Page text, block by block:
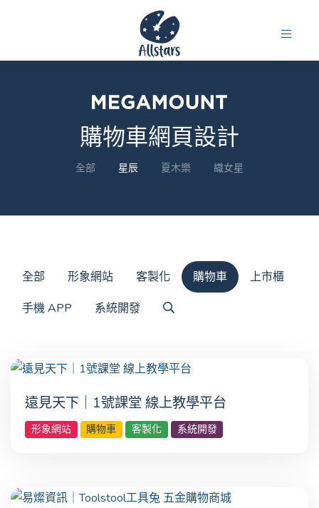
購物車網頁設計
全部 星辰 夏木樂 織女星
全部 形象網站 客製化 購物車
上市櫃
手機 APP
系統開發
遠見天下｜1號課堂 線上教學平台
形象網站 購物車 客製化 系統開發